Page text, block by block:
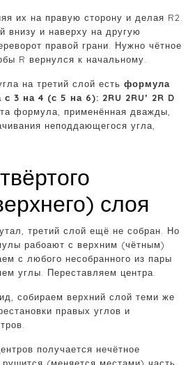
их на правую сторону и делая R2.
и наверху на другую
правой грани. Нужно чётное
R вернулся к начальному.
на третий слой есть формула
3 на 4 (с 5 на 6): 2RU 2RU’ 2R D
формула, применённая дважды,
неподдающегося угла,
слоя
третий слой ещё не собран. Но
рабоают с верхним (чётным)
с любого несобранного из пары
углы. Переставляем центра.
собираем верхний слой теми же
правых углов и
получается нечётное